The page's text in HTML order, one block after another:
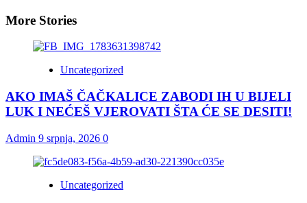
More Stories
Uncategorized
AKO IMAŠ ČAČKALICE ZABODI IH U BIJELI
LUK I NEĆEŠ VJEROVATI ŠTA ĆE SE DESITI!
Admin 9 srpnja, 2026 0
Uncategorized